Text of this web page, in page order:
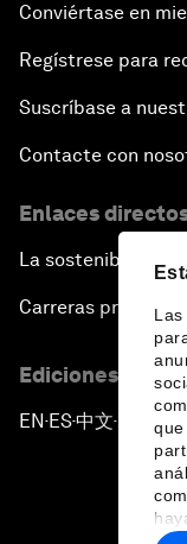
Conviértase en
Regístrese para
Suscríbase a
Contacte con
Enlaces
La sostenibilidad
Carreras
Ediciones en
EN ▪ ES▪中文▪ 日本語